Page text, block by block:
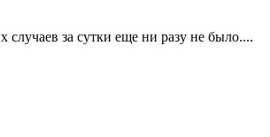
за сутки еще ни разу не было....